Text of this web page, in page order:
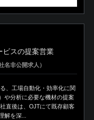
ビスの提案営業
名非公開求人）
、工場自動化・効率化に関
や分析に必要な機材の提案
直後は、OJTにて既存顧客
を深...